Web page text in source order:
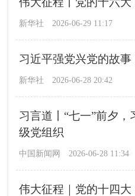
新华社 2026-06-29 11:17
习近平强党兴党的故事
新华社 2026-06-28 20:42
习言道丨“七一”前夕
级党组织
中国新闻网 2026-06-28 11:34
伟大征程｜党的十四